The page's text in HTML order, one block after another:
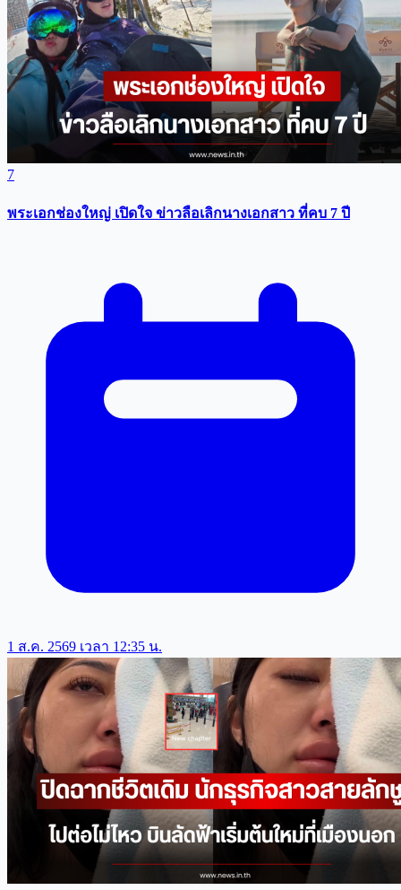
7
พระเอกช่องใหญ่ เปิดใจ ข่าวลือเลิกนางเอกสาว ที่คบ 7 ปี
1 ส.ค. 2569 เวลา 12:35 น.